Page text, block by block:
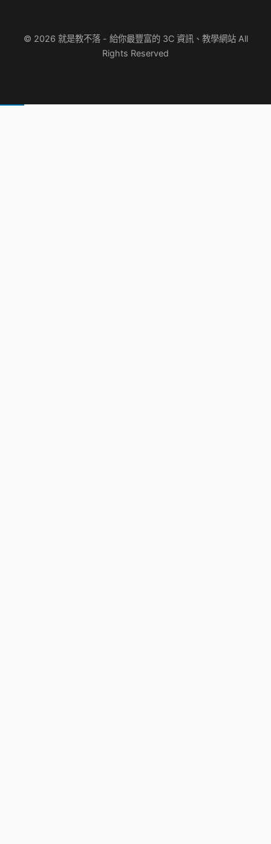
© 2026 就是教不落 - 給你最豐富的 3C 資訊、教學網站 All
Rights Reserved